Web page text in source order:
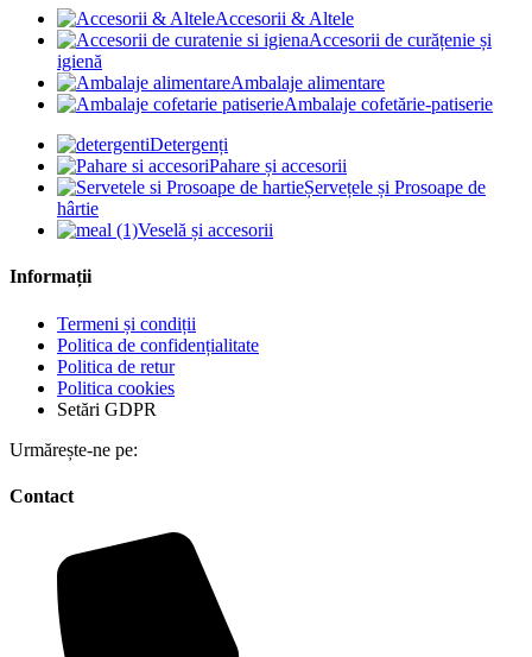
Accesorii & Altele
Accesorii de curățenie și
igienă
Ambalaje alimentare
Ambalaje cofetărie-patiserie
Detergenți
Pahare și accesorii
Șervețele și Prosoape de
hârtie
Veselă și accesorii
Informații
Termeni și condiții
Politica de confidențialitate
Politica de retur
Politica cookies
Setări GDPR
Urmărește-ne pe:
Contact